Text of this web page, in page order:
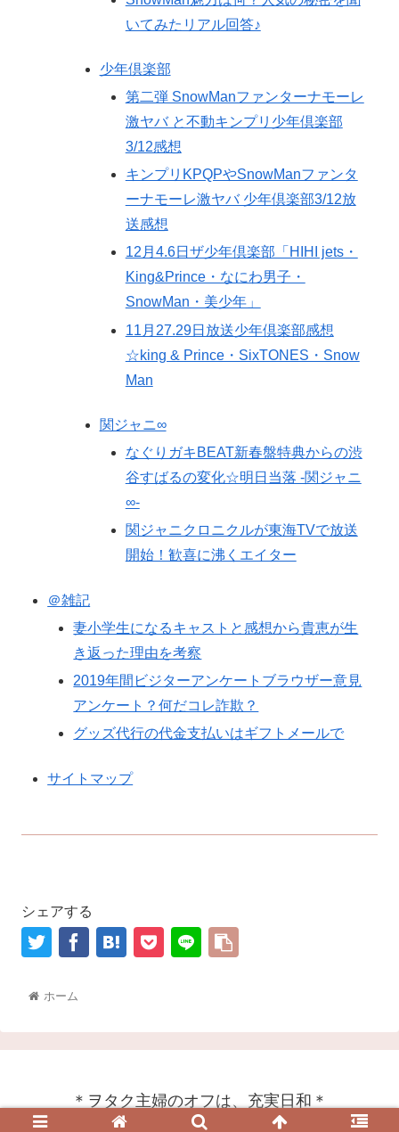
いてみたリアル回答♪
少年倶楽部
第二弾 SnowManファンターナモーレ
激ヤバ と不動キンプリ少年倶楽部
3/12感想
キンプリKPQPやSnowManファンタ
ーナモーレ激ヤバ 少年倶楽部3/12放
送感想
12月4.6日ザ少年倶楽部「HIHI jets・
King&Prince・なにわ男子・
SnowMan・美少年」
11月27.29日放送少年倶楽部感想
☆king & Prince・SixTONES・Snow
Man
関ジャニ∞
なぐりガキBEAT新春盤特典からの渋
谷すばるの変化☆明日当落 -関ジャニ
∞-
関ジャニクロニクルが東海TVで放送
開始！歓喜に沸くエイター
＠雑記
妻小学生になるキャストと感想から貴恵が生
き返った理由を考察
2019年間ビジターアンケートブラウザー意見
アンケート？何だコレ詐欺？
グッズ代行の代金支払いはギフトメールで
サイトマップ
シェアする
ホーム
＊ヲタク主婦のオフは、充実日和＊
© 2019 ＊ヲタク主婦のオフは、充実日和＊.